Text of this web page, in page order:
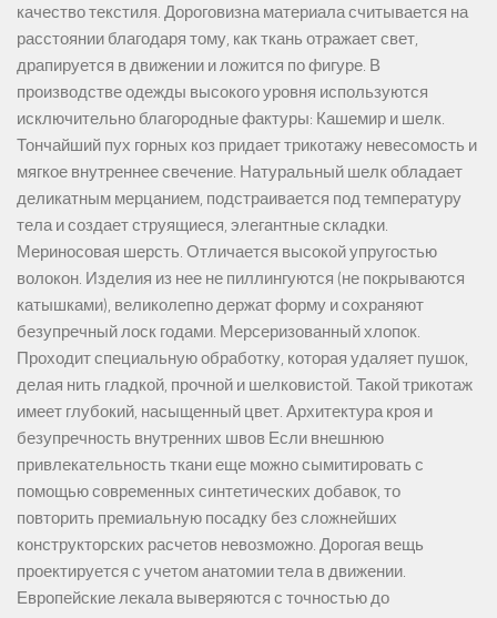
качество текстиля. Дороговизна материала считывается на
расстоянии благодаря тому, как ткань отражает свет,
драпируется в движении и ложится по фигуре. В
производстве одежды высокого уровня используются
исключительно благородные фактуры: Кашемир и шелк.
Тончайший пух горных коз придает трикотажу невесомость и
мягкое внутреннее свечение. Натуральный шелк обладает
деликатным мерцанием, подстраивается под температуру
тела и создает струящиеся, элегантные складки.
Мериносовая шерсть. Отличается высокой упругостью
волокон. Изделия из нее не пиллингуются (не покрываются
катышками), великолепно держат форму и сохраняют
безупречный лоск годами. Мерсеризованный хлопок.
Проходит специальную обработку, которая удаляет пушок,
делая нить гладкой, прочной и шелковистой. Такой трикотаж
имеет глубокий, насыщенный цвет. Архитектура кроя и
безупречность внутренних швов Если внешнюю
привлекательность ткани еще можно сымитировать с
помощью современных синтетических добавок, то
повторить премиальную посадку без сложнейших
конструкторских расчетов невозможно. Дорогая вещь
проектируется с учетом анатомии тела в движении.
Европейские лекала выверяются с точностью до